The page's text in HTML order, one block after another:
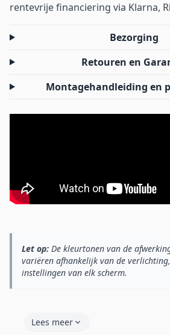
rentevrije financiering via Klarna,
Bezorging
Retouren en
Montagehandleiding en
Let op: De kleurtonen van de
variëren afhankelijk van de
instellingen van elk scherm.
Lees meer